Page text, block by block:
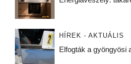
HÍREK - AKTUÁLIS
Elfogták a gyöngyösi